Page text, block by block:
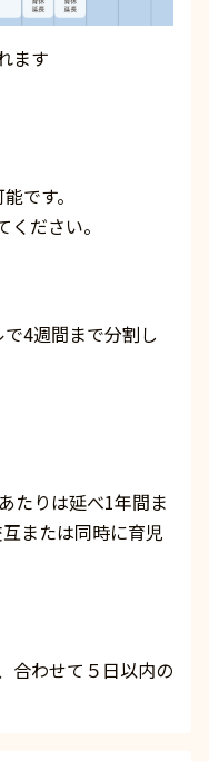
ます
です。
ださい。
4週間まで分割し
たりは延べ1年間ま
または同時に育児
合わせて５日以内の